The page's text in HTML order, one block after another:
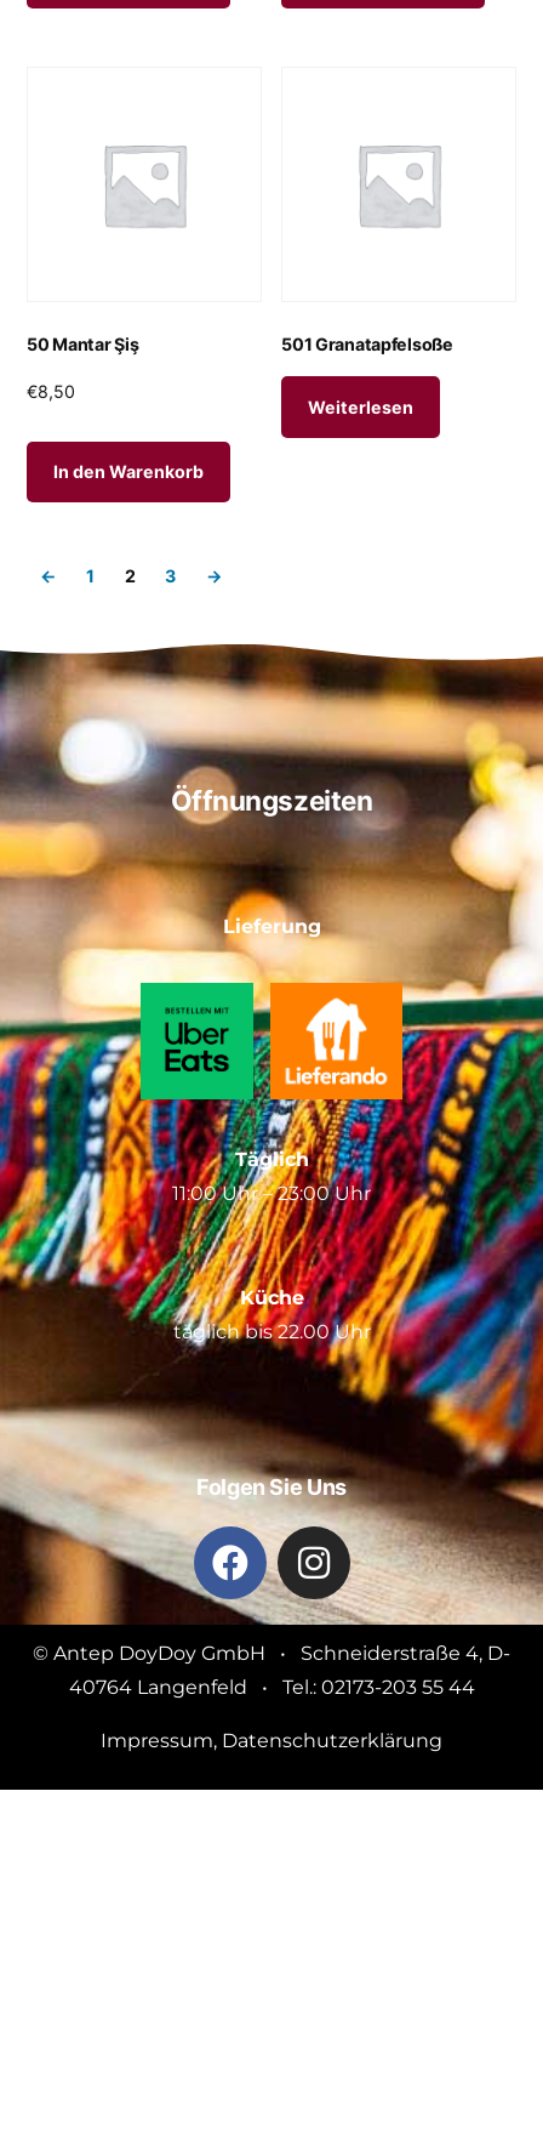
50 Mantar Şiş
€8,50
In den Warenkorb
501 Granatapfelsoße
Weiterlesen
← 1 2 3 →
Öffnungszeiten
Lieferung
Täglich
11:00 Uhr – 23:00 Uhr
Küche
täglich bis 22.00 Uhr
Folgen Sie Uns
© Antep DoyDoy GmbH • Schneiderstraße 4, D-
40764 Langenfeld • Tel.: 02173-203 55 44
Impressum, Datenschutzerklärung